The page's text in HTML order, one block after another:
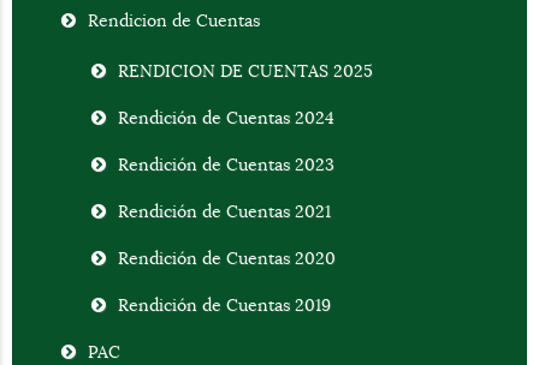
Rendicion de Cuentas
RENDICION DE CUENTAS 2025
Rendición de Cuentas 2024
Rendición de Cuentas 2023
Rendición de Cuentas 2021
Rendición de Cuentas 2020
Rendición de Cuentas 2019
PAC